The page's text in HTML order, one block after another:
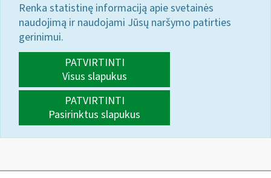
Renka statistinę informaciją apie svetainės
naudojimą ir naudojami Jūsų naršymo patirties
gerinimui.
PATVIRTINTI
Visus slapukus
PATVIRTINTI
Pasirinktus slapukus